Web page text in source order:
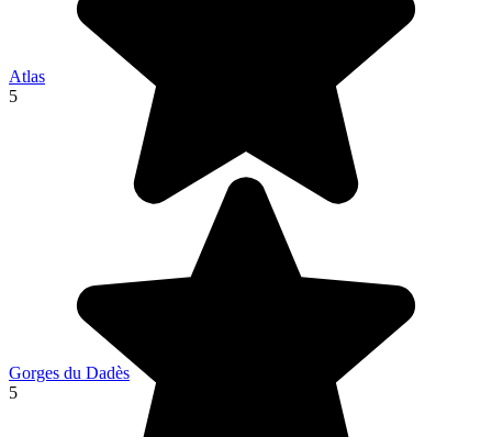
Atlas
5
Gorges du Dadès
5